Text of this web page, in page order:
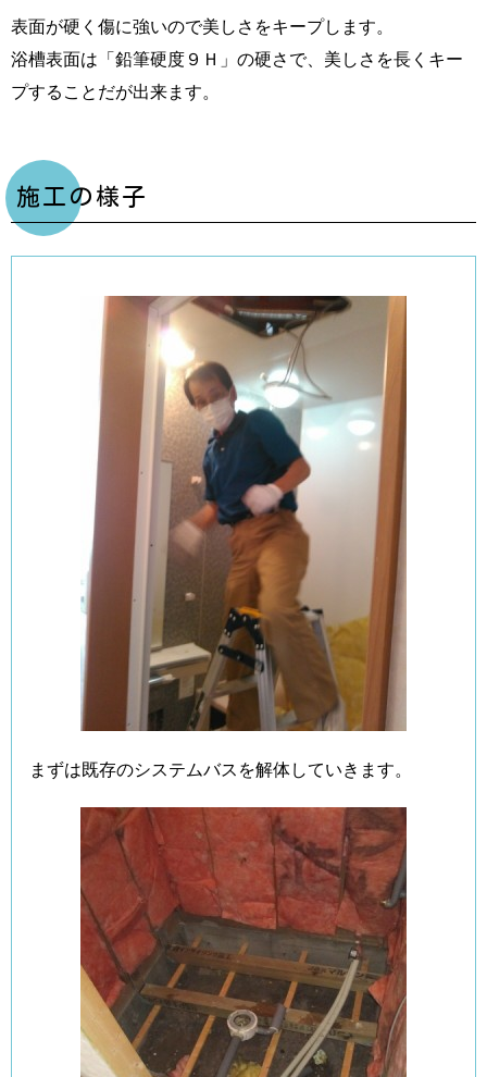
表面が硬く傷に強いので美しさをキープします。
浴槽表面は「鉛筆硬度９Ｈ」の硬さで、美しさを長くキー
プすることだが出来ます。
施工の様子
まずは既存のシステムバスを解体していきます。